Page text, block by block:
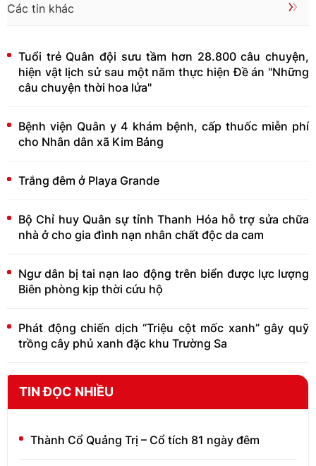
Các tin khác
Tuổi trẻ Quân đội sưu tầm hơn 28.800 câu chuyện,
hiện vật lịch sử sau một năm thực hiện Đề án "Những
câu chuyện thời hoa lửa"
Bệnh viện Quân y 4 khám bệnh, cấp thuốc miễn phí
cho Nhân dân xã Kim Bảng
Trắng đêm ở Playa Grande
Bộ Chỉ huy Quân sự tỉnh Thanh Hóa hỗ trợ sửa chữa
nhà ở cho gia đình nạn nhân chất độc da cam
Ngư dân bị tai nạn lao động trên biển được lực lượng
Biên phòng kịp thời cứu hộ
Phát động chiến dịch “Triệu cột mốc xanh” gây quỹ
trồng cây phủ xanh đặc khu Trường Sa
TIN ĐỌC NHIỀU
Thành Cổ Quảng Trị – Cổ tích 81 ngày đêm